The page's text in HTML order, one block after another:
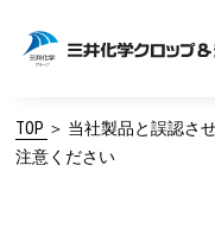
TOP ＞ 当社製品と誤認さ
注意ください